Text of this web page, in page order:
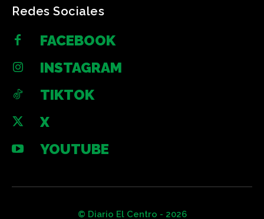
Redes Sociales
FACEBOOK
INSTAGRAM
TIKTOK
X
YOUTUBE
© Diario El Centro - 2026